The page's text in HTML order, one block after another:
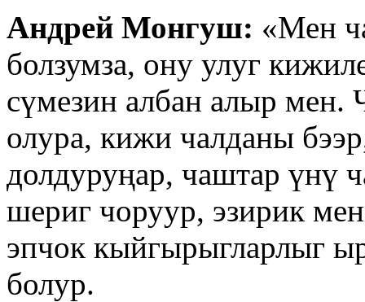
Андрей Монгуш: «Мен
болзумза, ону улуг
сүмезин албан алыр
олура, кижи чалданы
долдуруңар, чаштар үнү
шериг чоруур, эзирик
эпчок кыйгырыгларлыг
болур.